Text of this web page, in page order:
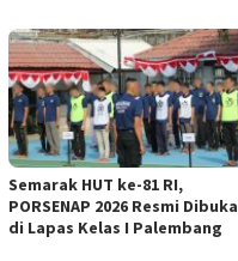
Semarak HUT ke-81 RI,
PORSENAP 2026 Resmi Dibuka
di Lapas Kelas I Palembang